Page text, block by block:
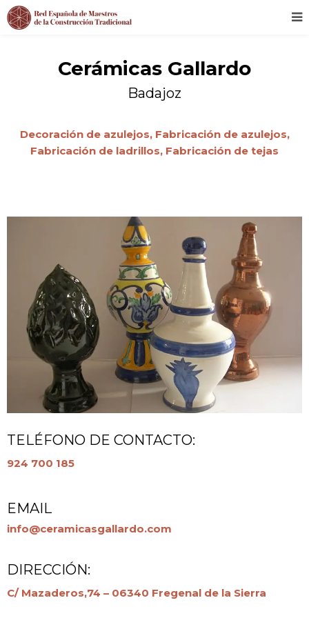
Cerámicas Gallardo
Badajoz
Decoración de azulejos, Fabricación de azulejos,
Fabricación de ladrillos, Fabricación de tejas
TELÉFONO DE CONTACTO:
924 700 185
EMAIL
info@ceramicasgallardo.com
DIRECCIÓN:
C/ Mazaderos,74 – 06340 Fregenal de la Sierra